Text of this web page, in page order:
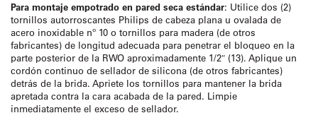
Para montaje empotrado en pared seca estándar: Utilice dos (2)
tornillos autorroscantes Philips de cabeza plana u ovalada de
acero inoxidable nº 10 o tornillos para madera (de otros
fabricantes) de longitud adecuada para penetrar el bloqueo en la
parte posterior de la RWO aproximadamente 1/2″ (13). Aplique un
cordón continuo de sellador de silicona (de otros fabricantes)
detrás de la brida. Apriete los tornillos para mantener la brida
apretada contra la cara acabada de la pared. Limpie
inmediatamente el exceso de sellador.